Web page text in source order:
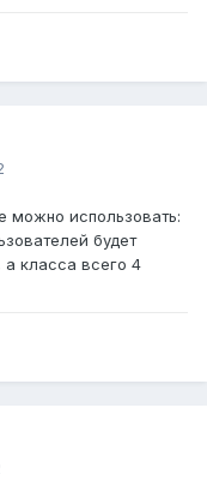
можно использовать:
будет
а класса всего 4